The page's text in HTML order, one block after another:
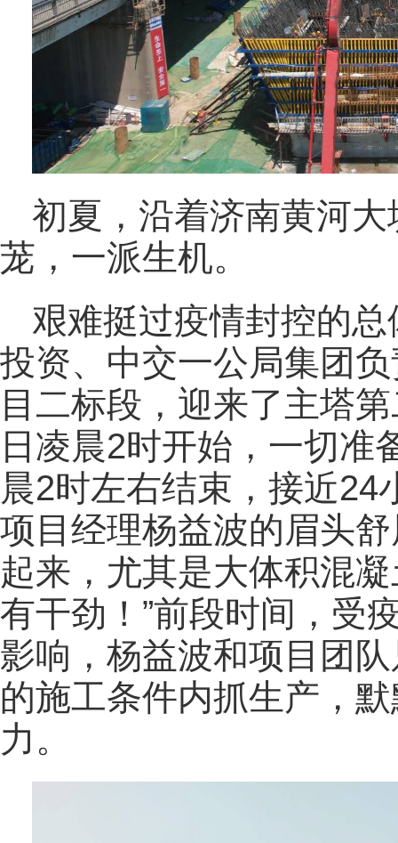
初夏，沿着济南黄河
茏，一派生机。
艰难挺过疫情封控的
投资、中交一公局集团
目二标段，迎来了主塔
日凌晨2时开始，一切准
晨2时左右结束，接近
项目经理杨益波的眉头
起来，尤其是大体积混
有干劲！”前段时间，受
影响，杨益波和项目团
的施工条件内抓生产，
力。